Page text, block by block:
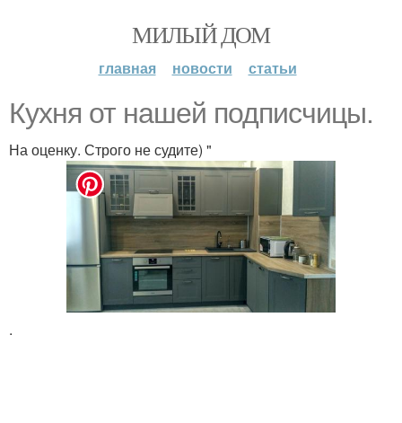
МИЛЫЙ ДОМ
главная новости статьи
Кухня от нашей подписчицы.
На оценку. Строго не судите) "
.